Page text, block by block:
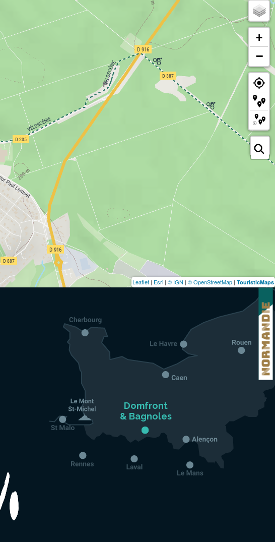
+
−
Leaflet | Esri | © IGN | © OpenStreetMap | TouristicMaps
Domfront
& Bagnoles